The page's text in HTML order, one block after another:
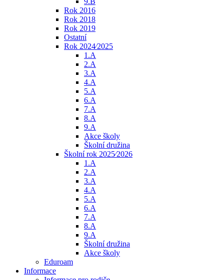
Rok 2016
Rok 2018
Rok 2019
Ostatní
Rok 2024⁄2025
1.A
2.A
3.A
4.A
5.A
6.A
7.A
8.A
9.A
Akce školy
Školní družina
Školní rok 2025⁄2026
1.A
2.A
3.A
4.A
5.A
6.A
7.A
8.A
9.A
Školní družina
Akce školy
Eduroam
Informace